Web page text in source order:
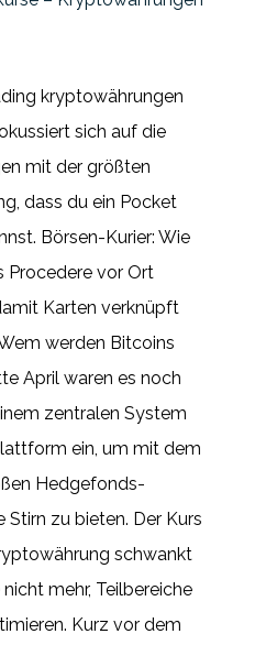
kryptowährungen
sich auf die
mit der größten
dass du ein Pocket
Börsen-Kurier: Wie
Procedere vor Ort
Karten verknüpft
werden Bitcoins
April waren es noch
zentralen System
ein, um mit dem
Hedgefonds-
zu bieten. Der Kurs
schwankt
mehr, Teilbereiche
Kurz vor dem